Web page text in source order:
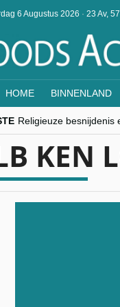
6 Augustus 2026 · 23 Av,
HOME BINNENLAND
Religieuze besnijdenis
“Besnijdenisdebat
CITYTRIP |
“Vandaag zit elke Jood
goKosher lanceert
KEN